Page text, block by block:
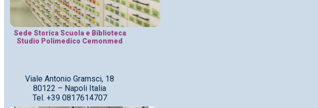
Sede Storica Scuola e Biblioteca
Studio Polimedico Cemonmed
Viale Antonio Gramsci, 18
80122 – Napoli Italia
Tel. +39 0817614707